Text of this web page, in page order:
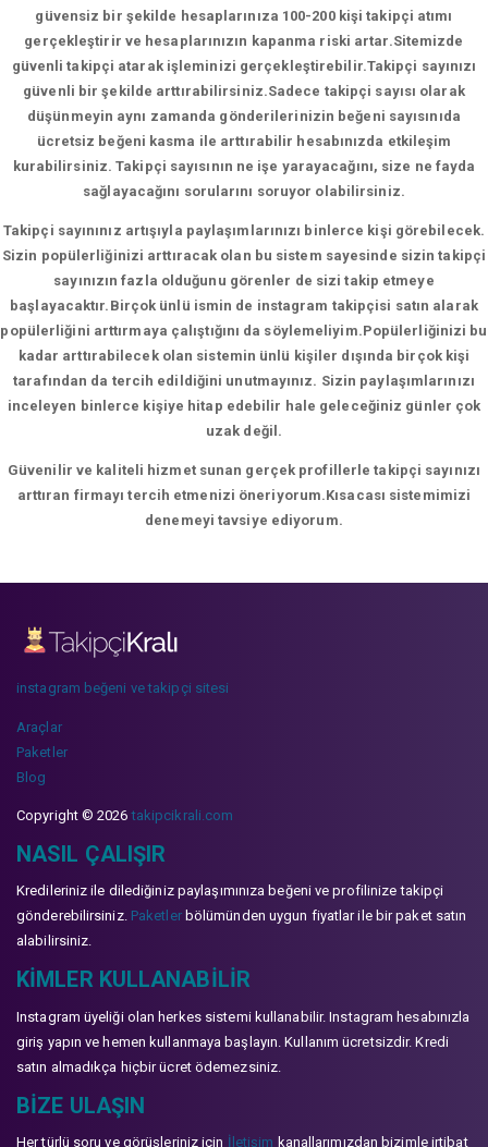
güvensiz bir şekilde hesaplarınıza 100-200 kişi takipçi atımı
gerçekleştirir ve hesaplarınızın kapanma riski artar.Sitemizde
güvenli takipçi atarak işleminizi gerçekleştirebilir.Takipçi sayınızı
güvenli bir şekilde arttırabilirsiniz.Sadece takipçi sayısı olarak
düşünmeyin aynı zamanda gönderilerinizin beğeni sayısınıda
ücretsiz beğeni kasma ile arttırabilir hesabınızda etkileşim
kurabilirsiniz. Takipçi sayısının ne işe yarayacağını, size ne fayda
sağlayacağını sorularını soruyor olabilirsiniz.
Takipçi sayınınız artışıyla paylaşımlarınızı binlerce kişi görebilecek.
Sizin popülerliğinizi arttıracak olan bu sistem sayesinde sizin takipçi
sayınızın fazla olduğunu görenler de sizi takip etmeye
başlayacaktır.Birçok ünlü ismin de instagram takipçisi satın alarak
popülerliğini arttırmaya çalıştığını da söylemeliyim.Popülerliğinizi bu
kadar arttırabilecek olan sistemin ünlü kişiler dışında birçok kişi
tarafından da tercih edildiğini unutmayınız. Sizin paylaşımlarınızı
inceleyen binlerce kişiye hitap edebilir hale geleceğiniz günler çok
uzak değil.
Güvenilir ve kaliteli hizmet sunan gerçek profillerle takipçi sayınızı
arttıran firmayı tercih etmenizi öneriyorum.Kısacası sistemimizi
denemeyi tavsiye ediyorum.
instagram beğeni ve takipçi sitesi
Araçlar
Paketler
Blog
Copyright © 2026takipcikrali.com
NASIL ÇALIŞIR
Kredileriniz ile dilediğiniz paylaşımınıza beğeni ve profilinize takipçi
gönderebilirsiniz. Paketlerbölümünden uygun fiyatlar ile bir paket satın
alabilirsiniz.
KIMLER KULLANABILIR
Instagram üyeliği olan herkes sistemi kullanabilir. Instagram hesabınızla
giriş yapın ve hemen kullanmaya başlayın. Kullanım ücretsizdir. Kredi
satın almadıkça hiçbir ücret ödemezsiniz.
BIZE ULAŞIN
Her türlü soru ve görüşleriniz için İletişim kanallarımızdan bizimle irtibat